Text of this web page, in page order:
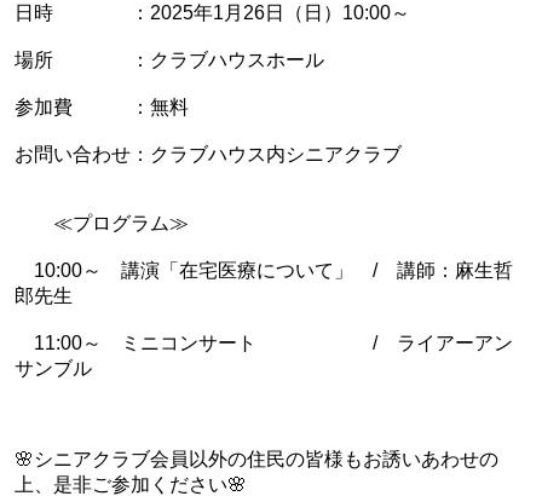
日時 ：2025年1月26日（日）10:00～
場所 ：クラブハウスホール
参加費 ：無料
お問い合わせ：クラブハウス内シニアクラブ
≪プログラム≫
10:00～ 講演「在宅医療について」 / 講師：麻生哲
郎先生
11:00～ ミニコンサート / ライアーアン
サンブル
🌸シニアクラブ会員以外の住民の皆様もお誘いあわせの
上、是非ご参加ください🌸